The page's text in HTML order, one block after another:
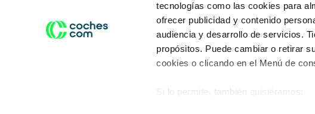
tecnologías como las cookies para
ofrecer publicidad y contenido
audiencia y desarrollo de servicios.
propósitos. Puede cambiar o retirar
cookies o clicando en el Menú de
Si lo permite, también quisiéramos:
Conduce tu futuro,
desata tu movilidad